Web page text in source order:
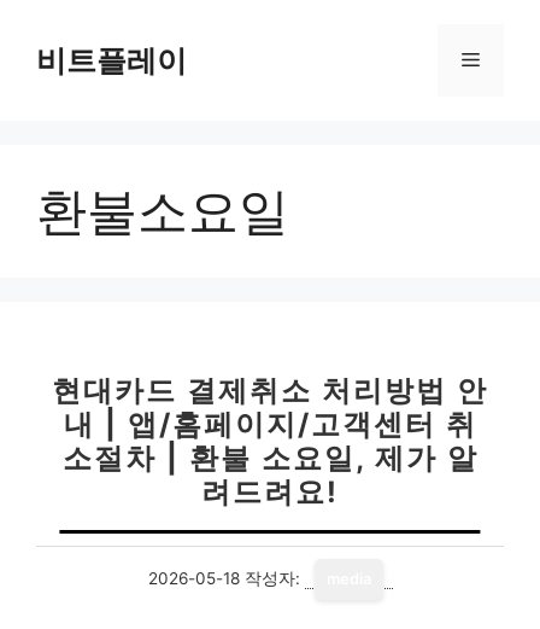
비트플레이 메
환불소요일
현대카드 결제취소 처리방법 안
내 | 앱/홈페이지/고객센터 취
소절차 | 환불 소요일, 제가 알
려드려요!
2026-05-18 작성자: